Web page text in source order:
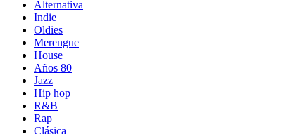
Alternativa
Indie
Oldies
Merengue
House
Años 80
Jazz
Hip hop
R&B
Rap
Clásica